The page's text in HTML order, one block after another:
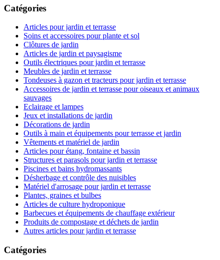
Catégories
Articles pour jardin et terrasse
Soins et accessoires pour plante et sol
Clôtures de jardin
Articles de jardin et paysagisme
Outils électriques pour jardin et terrasse
Meubles de jardin et terrasse
Tondeuses à gazon et tracteurs pour jardin et terrasse
Accessoires de jardin et terrasse pour oiseaux et animaux
sauvages
Eclairage et lampes
Jeux et installations de jardin
Décorations de jardin
Outils à main et équipements pour terrasse et jardin
Vêtements et matériel de jardin
Articles pour étang, fontaine et bassin
Structures et parasols pour jardin et terrasse
Piscines et bains hydromassants
Désherbage et contrôle des nuisibles
Matériel d'arrosage pour jardin et terrasse
Plantes, graines et bulbes
Articles de culture hydroponique
Barbecues et équipements de chauffage extérieur
Produits de compostage et déchets de jardin
Autres articles pour jardin et terrasse
Catégories